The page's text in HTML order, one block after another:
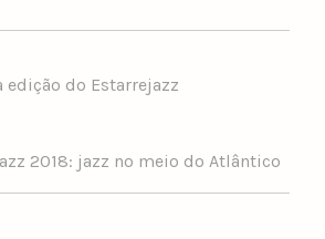
edição do Estarrejazz
2018: jazz no meio do Atlântico